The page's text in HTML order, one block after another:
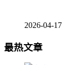
2026-04-17
最热文章